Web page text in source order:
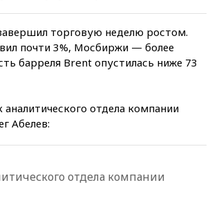
торговую неделю ростом.
почти 3%, Мосбиржи — более
барреля Brent опустилась ниже 73
аналитического отдела компании
Абелев:
отдела компании